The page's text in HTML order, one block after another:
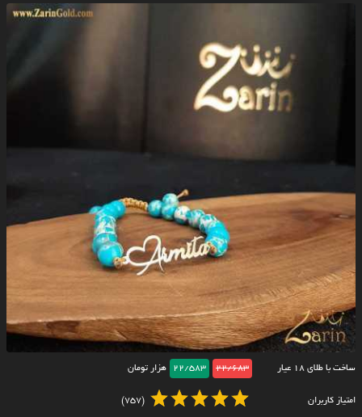
ساخت با طلای ۱۸ عیار 22/683
22/583 هزار تومان
امتیاز کاربران (757)